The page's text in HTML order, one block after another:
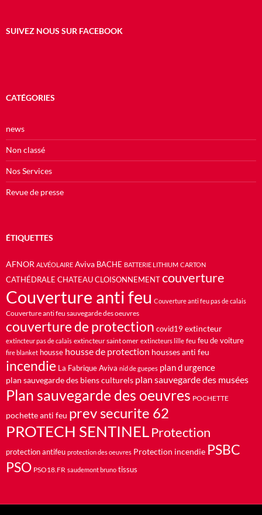
SUIVEZ NOUS SUR FACEBOOK
CATÉGORIES
news
Non classé
Nos Services
Revue de presse
ÉTIQUETTES
AFNOR ALVÉOLAIRE Aviva BACHE BATTERIE LITHIUM CARTON
CATHÉDRALE CHATEAU CLOISONNEMENT couverture
Couverture anti feu Couverture anti feu pas de calais
Couverture anti feu sauvegarde des oeuvres
couverture de protection covid19 extincteur
extincteur pas de calais extincteur saint omer extincteurs lille feu feu de voiture
fire blanket housse housse de protection housses anti feu
incendie La Fabrique Aviva nid de guepes plan d urgence
plan sauvegarde des biens culturels plan sauvegarde des musées
Plan sauvegarde des oeuvres POCHETTE
pochette anti feu prev securite 62
PROTECH SENTINELProtection
protection antifeu protection des oeuvres Protection incendie PSBC
PSO PSO18.FR saudemont bruno tissus